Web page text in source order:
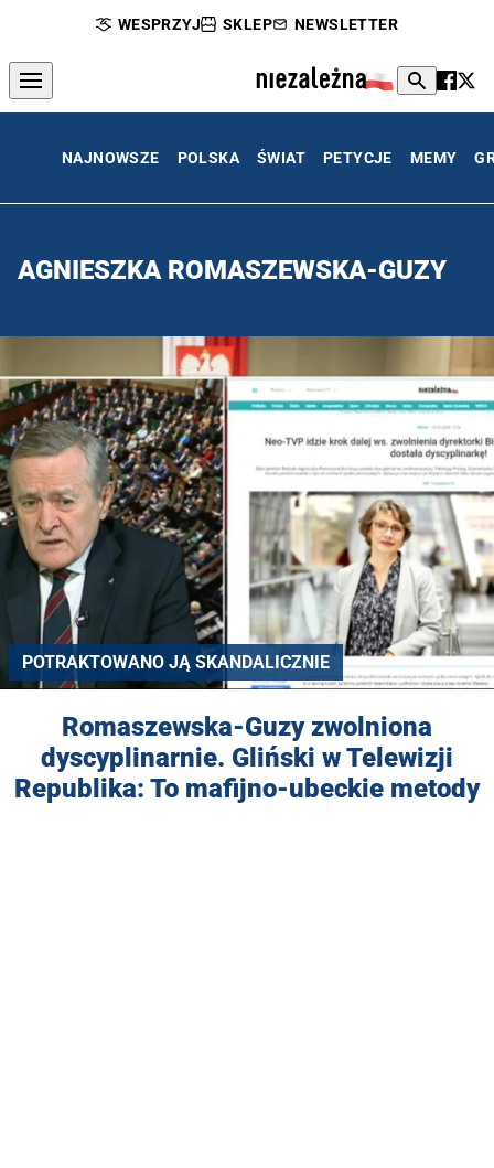
WESPRZYJ SKLEP NEWSLETTER
NAJNOWSZE POLSKA ŚWIAT PETYCJE MEMY
AGNIESZKA ROMASZEWSKA-GUZY
POTRAKTOWANO JĄ SKANDALICZNIE
Romaszewska-Guzy zwolniona
dyscyplinarnie. Gliński w Telewizji
Republika: To mafijno-ubeckie metody